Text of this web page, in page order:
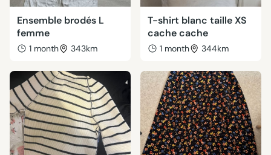
Ensemble brodés L
femme
1 month 343km
T-shirt blanc taille XS
cache cache
1 month 344km